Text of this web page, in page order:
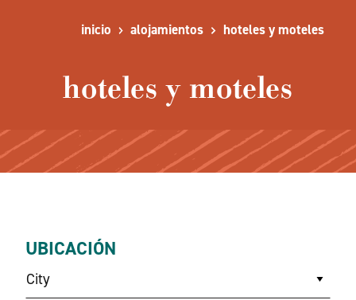
inicio alojamientos hoteles y moteles
hoteles y moteles
UBICACIÓN
City